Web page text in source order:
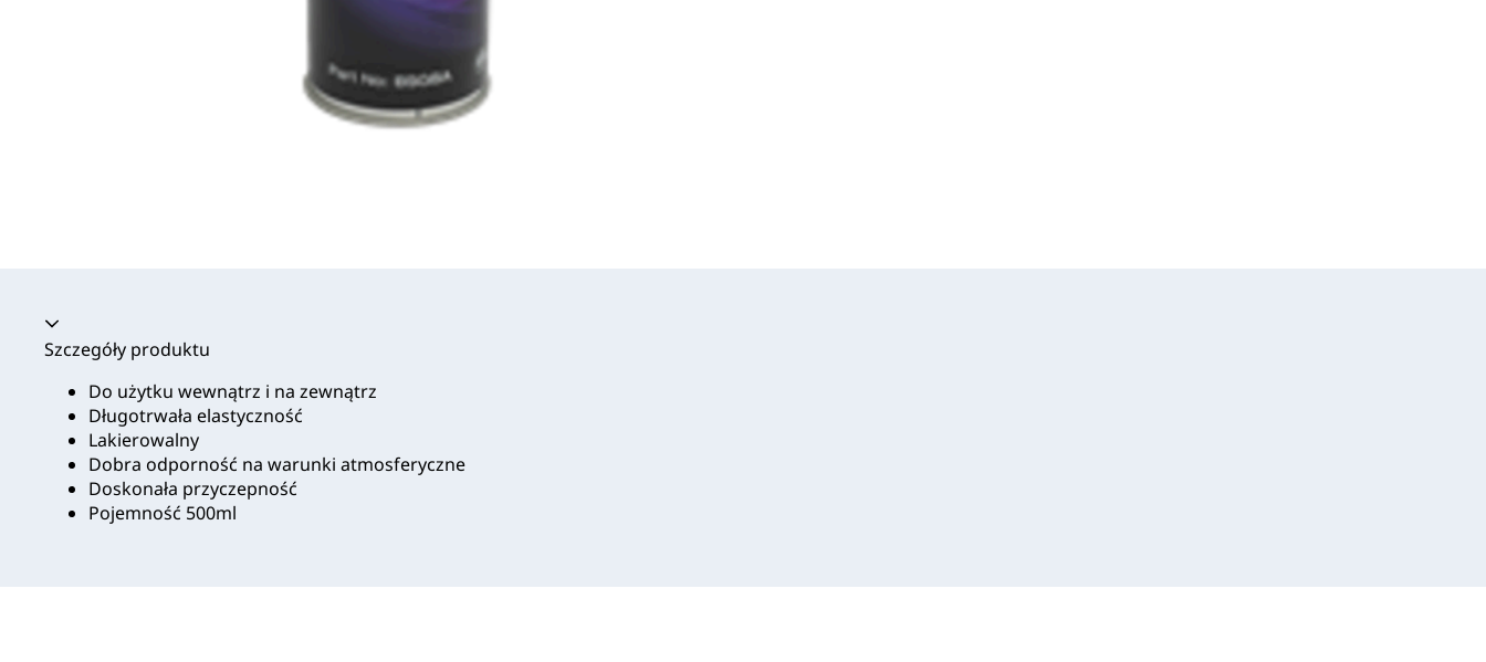
Akordeon zwinięty
Szczegóły produktu
Do użytku wewnątrz i na zewnątrz
Długotrwała elastyczność
Lakierowalny
Dobra odporność na warunki atmosferyczne
Doskonała przyczepność
Pojemność 500ml